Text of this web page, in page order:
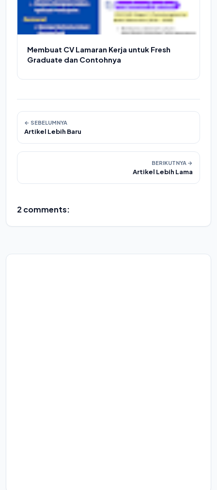
Membuat CV Lamaran Kerja untuk Fresh
Graduate dan Contohnya
← SEBELUMNYA
Artikel Lebih Baru
BERIKUTNYA →
Artikel Lebih Lama
2 comments: